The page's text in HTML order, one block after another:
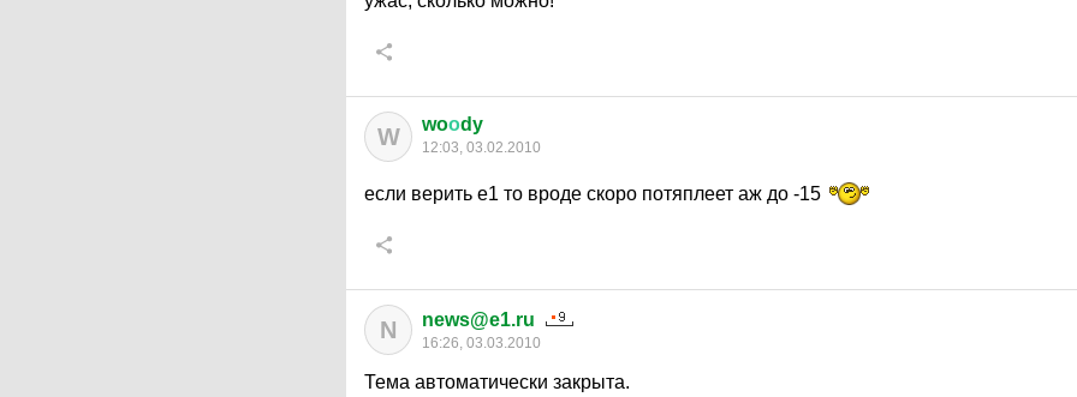
W woоdy
12:03, 03.02.2010
если верить е1 то вроде скоро потяплеет аж до -15
N news@e1.ru
16:26, 03.03.2010
Тема автоматически закрыта.